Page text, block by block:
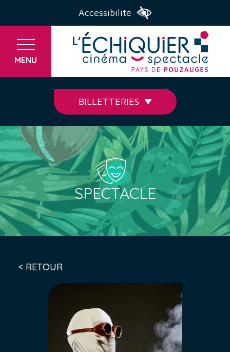
Accessibilité
MENU
BILLETTERIES
SPECTACLE